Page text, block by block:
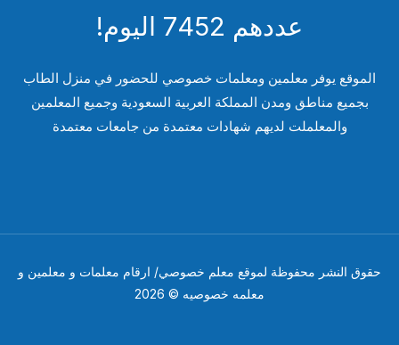
عددهم 7452 اليوم!
يوفر معلمين ومعلمات خصوصي للحضور في منزل الطاب
بجميع مناطق ومدن المملكة العربية السعودية وجميع المعلمين
والمعلملت لديهم شهادات معتمدة من جامعات معتمدة
النشر محفوظة لموقع معلم خصوصي/ ارقام معلمات و معلمين و
معلمه خصوصيه © 2026